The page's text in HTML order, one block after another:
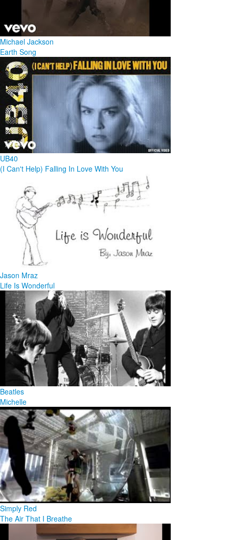
Michael Jackson
Earth Song
UB40
(I Can't Help) Falling In Love With You
Jason Mraz
Life Is Wonderful
Beatles
Michelle
Simply Red
The Air That I Breathe